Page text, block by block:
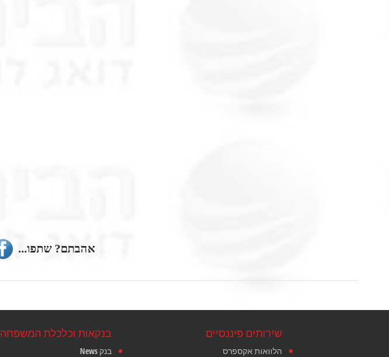
אהבתם? שתפו...
בנקאות וכלכלת המשפחה
בנק News
שירותים פיננסיים
הלוואות אקספרס